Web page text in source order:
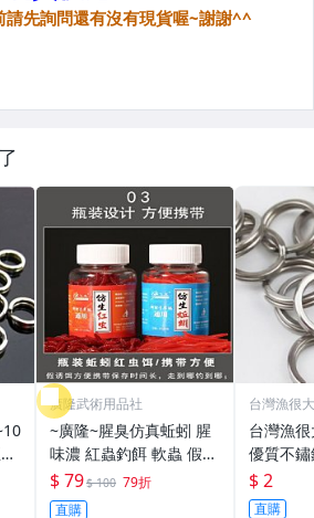
廣隆武術用品社
~廣隆~腥臭仿真蚯蚓 腥
味濃 紅蟲釣餌 軟蟲 假蚯
蚓 海魚餌 紅蟲 路亞餌
假餌 誘餌 仿生餌 擬餌
$ 79$ 100 79折
直購
台灣漁很大
台灣漁
優質不
平 打扁 打平
雙環 路亞
$ 2
直購